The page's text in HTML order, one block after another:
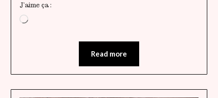
J’aime ça :
Chargement…
Read more